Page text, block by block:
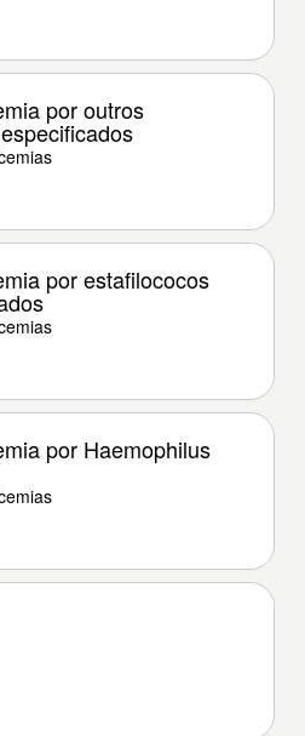
por outros
por estafilococos
por Haemophilus